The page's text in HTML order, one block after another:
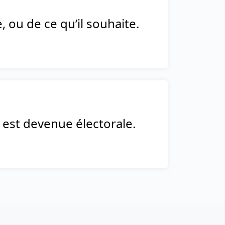
ou de ce qu’il souhaite.
devenue électorale.